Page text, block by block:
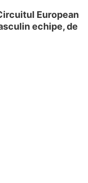
European
echipe, de